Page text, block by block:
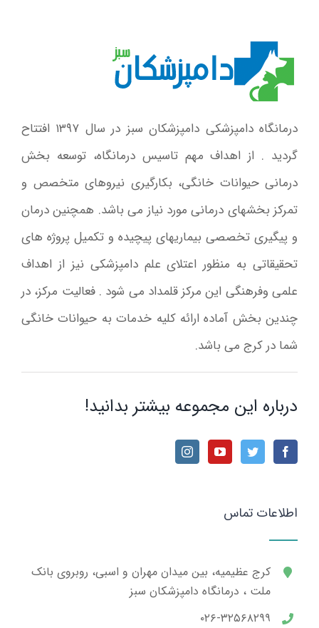
درمانگاه دامپزشکی دامپزشکان سبز در سال ۱۳۹۷ افتتاح
گردید . از اهداف مهم تاسیس درمانگاه، توسعه بخش
درمانی حیوانات خانگی، بکارگیری نیروهای متخصص و
تمرکز بخشهای درمانی مورد نیاز می باشد. همچنین درمان
و پیگیری تخصصی بیماریهای پیچیده و تکمیل پروژه های
تحقیقاتی به منظور اعتلای علم دامپزشکی نیز از اهداف
علمی وفرهنگی این مرکز قلمداد می شود . فعالیت مرکز، در
چندین بخش آماده ارائه کلیه خدمات به حیوانات خانگی
شما در کرج می باشد.
درباره این مجموعه بیشتر بدانید!
اطلاعات تماس
کرج عظیمیه، بین میدان مهران و اسبی، روبروی بانک
ملت ، درمانگاه دامپزشکان سبز
۰۲۶-۳۲۵۶۸۲۹۹